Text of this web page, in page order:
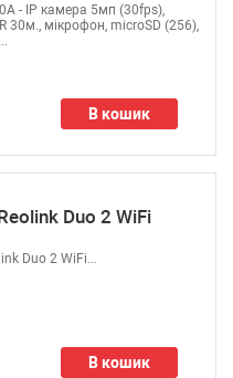
В кошик
- IP камера 5мп (30fps),
30м., мікрофон, microSD (256),
Duo 2 WiFi
В кошик
Duo 2 WiFi...